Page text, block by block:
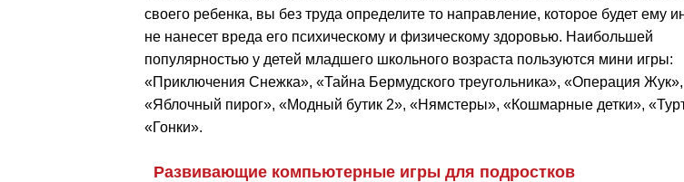
своего ребенка, вы без труда определите то направление, которое будет ему
не нанесет вреда его психическому и физическому здоровью. Наибольшей
популярностью у детей младшего школьного возраста пользуются мини игры:
«Приключения Снежка», «Тайна Бермудского треугольника», «Операция Жук»,
«Яблочный пирог», «Модный бутик 2», «Нямстеры», «Кошмарные детки»,
«Гонки».
Развивающие компьютерные игры для подростков